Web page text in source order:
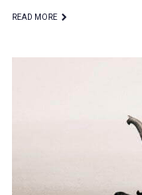
READ MORE